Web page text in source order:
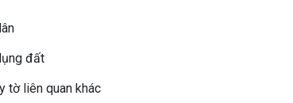
đất
tờ liên quan khác